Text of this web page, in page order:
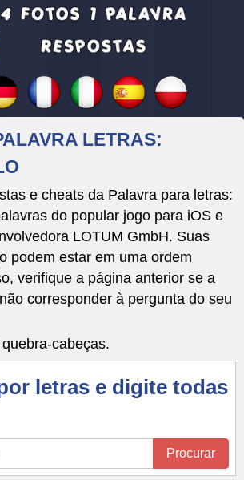
LETRAS:
e cheats da Palavra para letras:
do popular jogo para iOS e
LOTUM GmbH. Suas
podem estar em uma ordem
verifique a página anterior se a
corresponder à pergunta do seu
cabeças.
letras e digite todas
Procurar